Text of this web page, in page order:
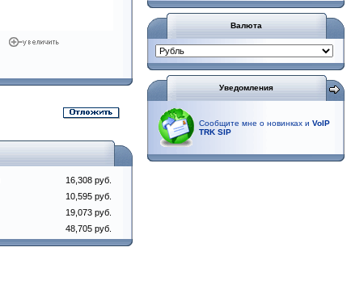
16,308 руб.
10,595 руб.
19,073 руб.
48,705 руб.
Валюта
Уведомления
Сообщите мне о новинках и VoIP
TRK SIP